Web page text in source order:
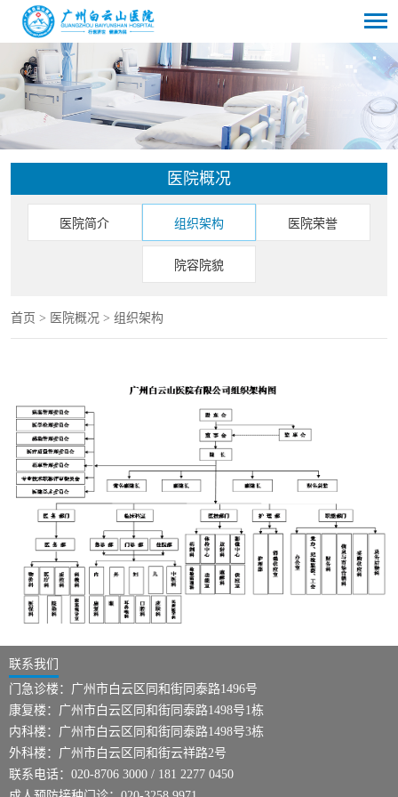
医院概况
医院简介 组织架构 医院荣誉
院容院貌
首页 > 医院概况 > 组织架构
联系我们
门急诊楼：广州市白云区同和街同泰路1496号
康复楼：广州市白云区同和街同泰路1498号1栋
内科楼：广州市白云区同和街同泰路1498号3栋
外科楼：广州市白云区同和街云祥路2号
联系电话：020-8706 3000 / 181 2277 0450